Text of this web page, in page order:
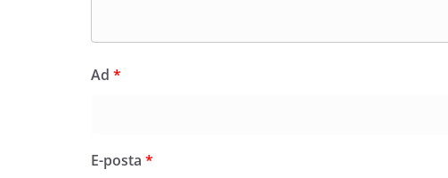
Ad *
E-posta *